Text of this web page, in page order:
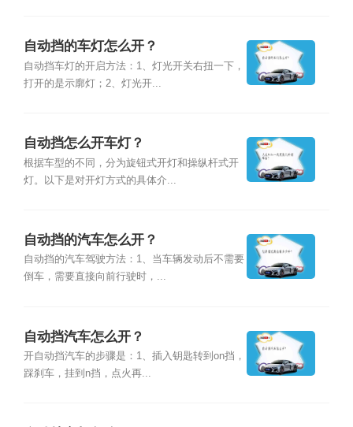
自动挡的车灯怎么开？
自动挡车灯的开启方法：1、灯光开关右扭一下，
打开的是示廓灯；2、灯光开...
自动挡怎么开车灯？
根据车型的不同，分为旋钮式开灯和操纵杆式开
灯。以下是对开灯方式的具体介...
自动挡的汽车怎么开？
自动挡的汽车驾驶方法：1、当车辆发动后不需要
倒车，需要直接向前行驶时，...
自动挡汽车怎么开？
开自动挡汽车的步骤是：1、插入钥匙转到on挡，
踩刹车，挂到n挡，点火再...